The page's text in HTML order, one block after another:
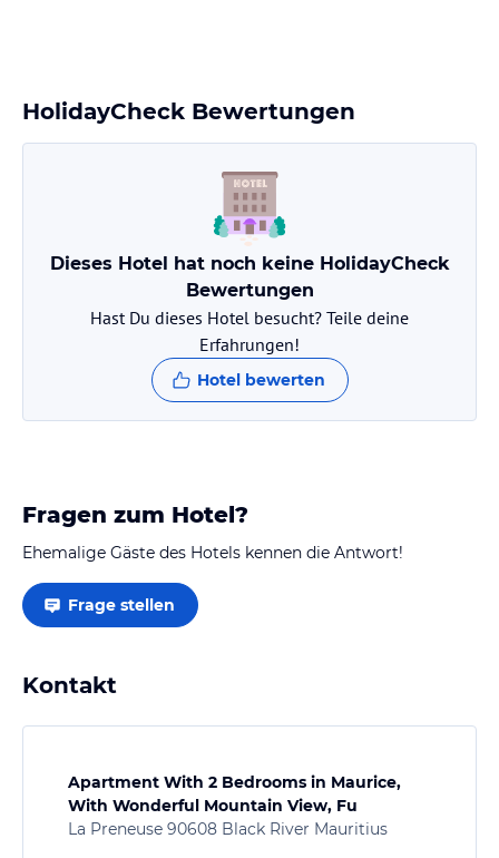
HolidayCheck Bewertungen
Dieses Hotel hat noch keine HolidayCheck
Bewertungen
Hast Du dieses Hotel besucht? Teile deine
Erfahrungen!
Hotel bewerten
Fragen zum Hotel?
Ehemalige Gäste des Hotels kennen die Antwort!
Frage stellen
Kontakt
Apartment With 2 Bedrooms in Maurice,
With Wonderful Mountain View, Fu
La Preneuse 90608 Black River Mauritius